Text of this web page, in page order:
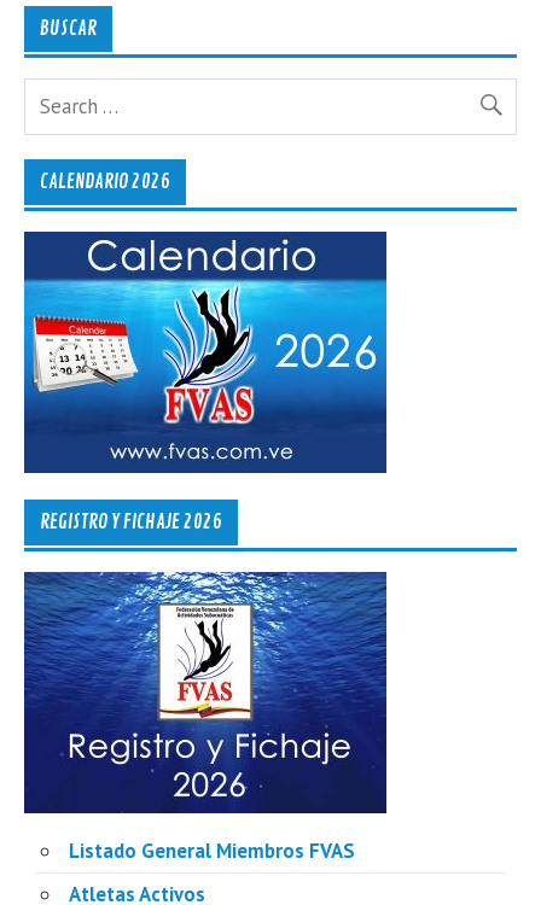
BUSCAR
CALENDARIO 2026
REGISTRO Y FICHAJE 2026
Listado General Miembros FVAS
Atletas Activos